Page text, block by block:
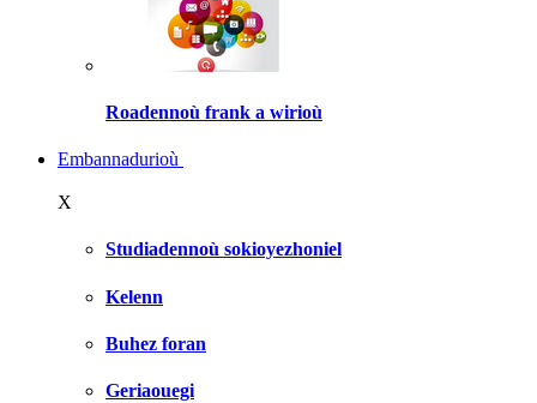
Roadennoù frank a wirioù
Embannadurioù
X
Studiadennoù sokioyezhoniel
Kelenn
Buhez foran
Geriaouegi